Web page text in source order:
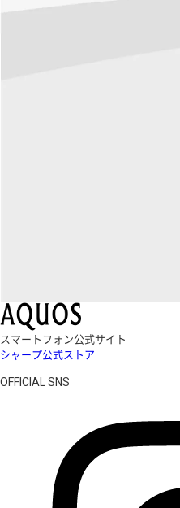
スマートフォン公式サイト
シャープ公式ストア
OFFICIAL SNS